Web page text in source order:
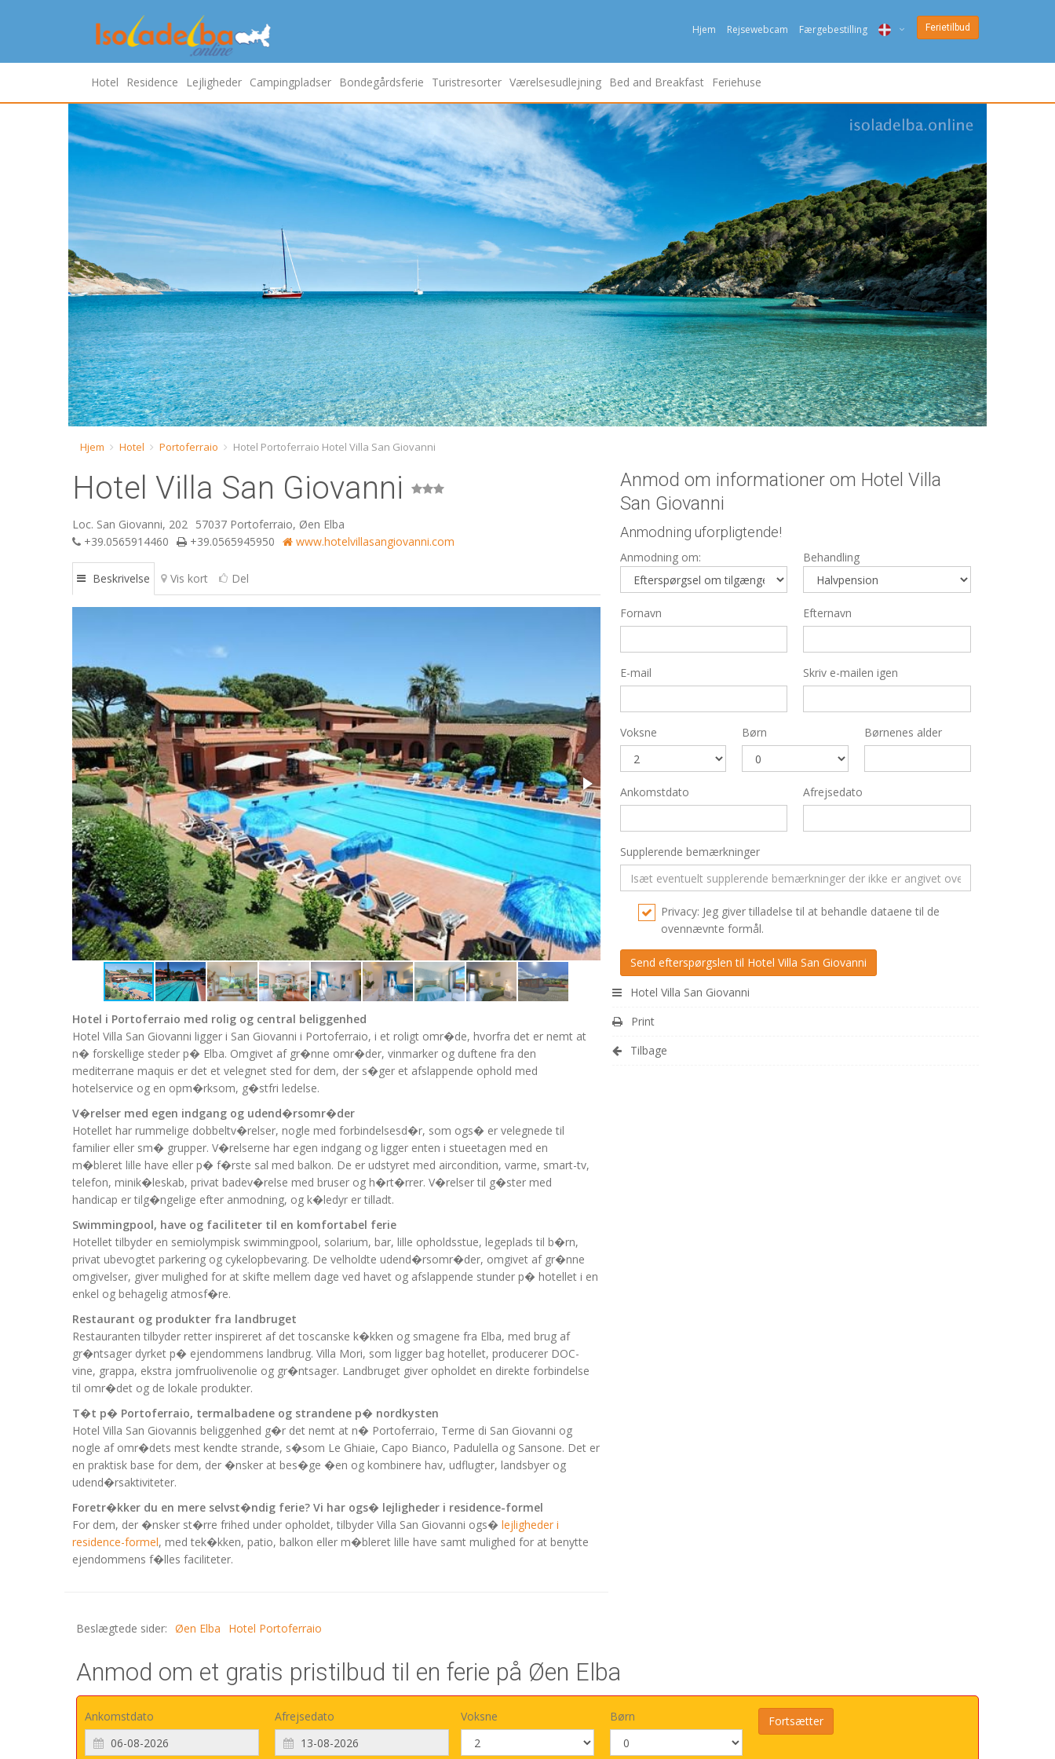
Hjem Rejsewebcam Færgebestilling
ENG
DEU
FRA
PYC
DAN
ESP
SLO
Ferietilbud
Hotel Residence Lejligheder Campingpladser Bondegårdsferie Turistresorter Værelsesudlejning Bed and Breakfast Feriehuse
Hjem Hotel Portoferraio Hotel Portoferraio Hotel Villa San Giovanni
Hotel Villa San Giovanni
Loc. San Giovanni, 202 57037 Portoferraio, Øen Elba
+39.0565914460
+39.0565945950 www.hotelvillasangiovanni.com
Beskrivelse Vis kort Del
Hotel i Portoferraio med rolig og central beliggenhed
Hotel Villa San Giovanni ligger i San Giovanni i Portoferraio, i et roligt omr�de, hvorfra det er nemt at
n� forskellige steder p� Elba. Omgivet af gr�nne omr�der, vinmarker og duftene fra den
mediterrane maquis er det et velegnet sted for dem, der s�ger et afslappende ophold med
hotelservice og en opm�rksom, g�stfri ledelse.
V�relser med egen indgang og udend�rsomr�der
Hotellet har rummelige dobbeltv�relser, nogle med forbindelsesd�r, som ogs� er velegnede til
familier eller sm� grupper. V�relserne har egen indgang og ligger enten i stueetagen med en
m�bleret lille have eller p� f�rste sal med balkon. De er udstyret med aircondition, varme, smart-tv,
telefon, minik�leskab, privat badev�relse med bruser og h�rt�rrer. V�relser til g�ster med
handicap er tilg�ngelige efter anmodning, og k�ledyr er tilladt.
Swimmingpool, have og faciliteter til en komfortabel ferie
Hotellet tilbyder en semiolympisk swimmingpool, solarium, bar, lille opholdsstue, legeplads til b�rn,
privat ubevogtet parkering og cykelopbevaring. De velholdte udend�rsomr�der, omgivet af gr�nne
omgivelser, giver mulighed for at skifte mellem dage ved havet og afslappende stunder p� hotellet i en
enkel og behagelig atmosf�re.
Restaurant og produkter fra landbruget
Restauranten tilbyder retter inspireret af det toscanske k�kken og smagene fra Elba, med brug af
gr�ntsager dyrket p� ejendommens landbrug. Villa Mori, som ligger bag hotellet, producerer DOC-
vine, grappa, ekstra jomfruolivenolie og gr�ntsager. Landbruget giver opholdet en direkte forbindelse
til omr�det og de lokale produkter.
T�t p� Portoferraio, termalbadene og strandene p� nordkysten
Hotel Villa San Giovannis beliggenhed g�r det nemt at n� Portoferraio, Terme di San Giovanni og
nogle af omr�dets mest kendte strande, s�som Le Ghiaie, Capo Bianco, Padulella og Sansone. Det er
en praktisk base for dem, der �nsker at bes�ge �en og kombinere hav, udflugter, landsbyer og
udend�rsaktiviteter.
Foretr�kker du en mere selvst�ndig ferie? Vi har ogs� lejligheder i residence-formel
For dem, der �nsker st�rre frihed under opholdet, tilbyder Villa San Giovanni ogs� lejligheder i
residence-formel, med tek�kken, patio, balkon eller m�bleret lille have samt mulighed for at benytte
ejendommens f�lles faciliteter.
Anmod om informationer om Hotel Villa
San Giovanni
Anmodning uforpligtende!
Anmodning om: Behandling
Fornavn Efternavn
E-mail Skriv e-mailen igen
Voksne Børn Børnenes alder
Ankomstdato Afrejsedato
Supplerende bemærkninger
Privacy: Jeg giver tilladelse til at behandle dataene til de
ovennævnte formål.
Hotel Villa San Giovanni
Print
Tilbage
Beslægtede sider: Øen Elba Hotel Portoferraio
Anmod om et gratis pristilbud til en ferie på Øen Elba
Ankomstdato Afrejsedato Voksne Børn